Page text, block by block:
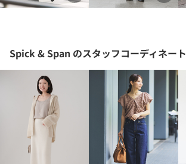
Spick & Span のスタッフコーディネート